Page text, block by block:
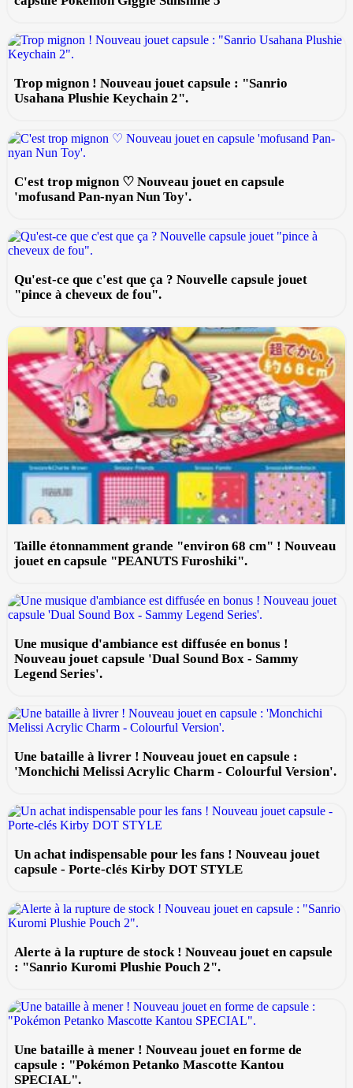
Trop mignon ! Nouveau jouet capsule : "Sanrio
Usahana Plushie Keychain 2".
C'est trop mignon ♡ Nouveau jouet en capsule
'mofusand Pan-nyan Nun Toy'.
Qu'est-ce que c'est que ça ? Nouvelle capsule jouet
"pince à cheveux de fou".
Taille étonnamment grande "environ 68 cm" ! Nouveau
jouet en capsule "PEANUTS Furoshiki".
Une musique d'ambiance est diffusée en bonus !
Nouveau jouet capsule 'Dual Sound Box - Sammy
Legend Series'.
Une bataille à livrer ! Nouveau jouet en capsule :
'Monchichi Melissi Acrylic Charm - Colourful Version'.
Un achat indispensable pour les fans ! Nouveau jouet
capsule - Porte-clés Kirby DOT STYLE
Alerte à la rupture de stock ! Nouveau jouet en capsule
: "Sanrio Kuromi Plushie Pouch 2".
Une bataille à mener ! Nouveau jouet en forme de
capsule : "Pokémon Petanko Mascotte Kantou
SPECIAL".